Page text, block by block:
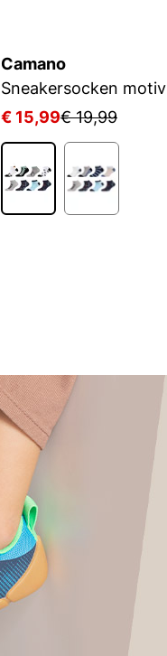
Camano
Sneakersocken motiv
€ 15,99€ 19,99